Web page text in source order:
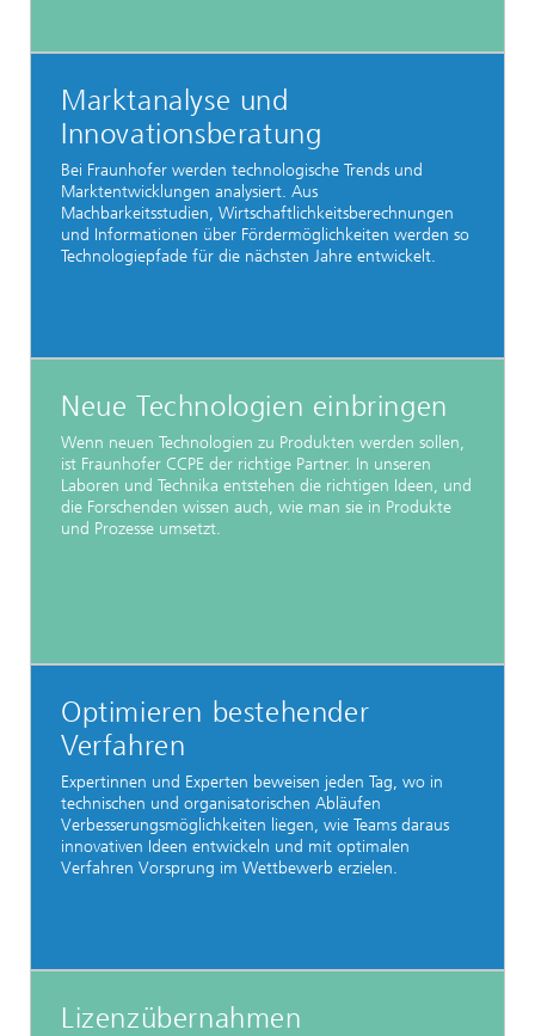
Marktanalyse und
Innovationsberatung
Bei Fraunhofer werden technologische Trends und
Marktentwicklungen analysiert. Aus
Machbarkeitsstudien, Wirtschaftlichkeitsberechnungen
und Informationen über Fördermöglichkeiten werden so
Technologiepfade für die nächsten Jahre entwickelt.
Neue Technologien einbringen
Wenn neuen Technologien zu Produkten werden sollen,
ist Fraunhofer CCPE der richtige Partner. In unseren
Laboren und Technika entstehen die richtigen Ideen, und
die Forschenden wissen auch, wie man sie in Produkte
und Prozesse umsetzt.
Optimieren bestehender
Verfahren
Expertinnen und Experten beweisen jeden Tag, wo in
technischen und organisatorischen Abläufen
Verbesserungsmöglichkeiten liegen, wie Teams daraus
innovativen Ideen entwickeln und mit optimalen
Verfahren Vorsprung im Wettbewerb erzielen.
Lizenzübernahmen